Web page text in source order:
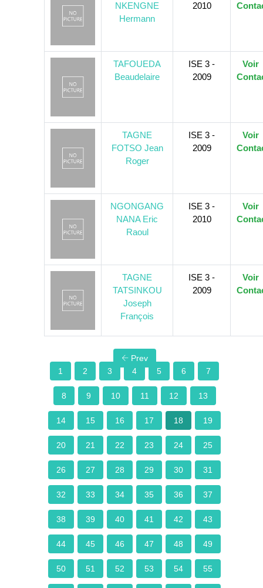
NKENGNE
Hermann
2010
TAFOUEDA
Beaudelaire
ISE 3 -
2009
Voir
TAGNE
FOTSO Jean
Roger
ISE 3 -
2009
Voir
NGONGANG
NANA Eric
Raoul
ISE 3 -
2010
Voir
TAGNE
TATSINKOU
Joseph
François
ISE 3 -
2009
Voir
Prev
1
2 3 4 5 6 7
8 9 10 11 12 13
14 15 16 17 18 19
20 21 22 23 24 25
26 27 28 29 30 31
32 33 34 35 36 37
38 39 40 41 42 43
44 45 46 47 48 49
50 51 52 53 54 55